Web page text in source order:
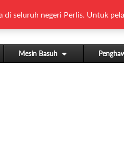
Mesin Basuh
di seluruh negeri Perlis. Untuk